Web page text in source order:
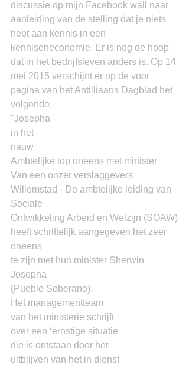
discussie op mijn Facebook wall naar
aanleiding van de stelling dat je niets
hebt aan kennis in een
kenniseneconomie. Er is nog de hoop
dat in het bedrijfsleven anders is. Op 14
mei 2015 verschijnt er op de voor
pagina van het Antilliaans Dagblad het
volgende:
"Josepha
in het
nauw
Ambtelijke top oneens met minister
Van een onzer verslaggevers
Willemstad - De ambtelijke leiding van
Sociale
Ontwikkeling Arbeid en Welzijn (SOAW)
heeft schriftelijk aangegeven het zeer
oneens
te zijn met hun minister Sherwin
Josepha
(Pueblo Soberano).
Het managementteam
van het ministerie schrijft
over een ‘ernstige situatie
die is ontstaan door het
uitblijven van het in dienst